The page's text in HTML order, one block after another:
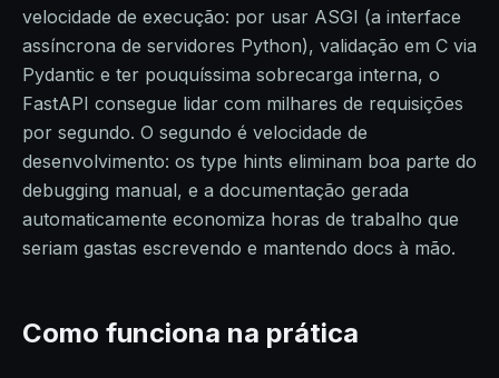
velocidade de execução: por usar ASGI (a interface
assíncrona de servidores Python), validação em C via
Pydantic e ter pouquíssima sobrecarga interna, o
FastAPI consegue lidar com milhares de requisições
por segundo. O segundo é velocidade de
desenvolvimento: os type hints eliminam boa parte do
debugging manual, e a documentação gerada
automaticamente economiza horas de trabalho que
seriam gastas escrevendo e mantendo docs à mão.
Como funciona na prática